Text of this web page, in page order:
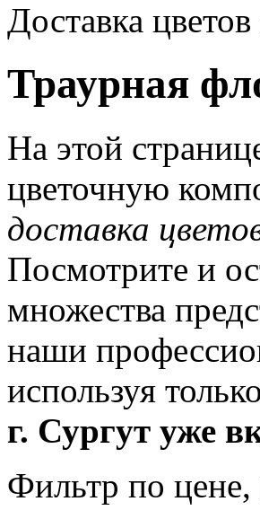
Доставка цветов
Траурная
На этой
цветочную
доставка
Посмотрите и
множества
наши
используя
г. Сургут уже
Фильтр по цене,